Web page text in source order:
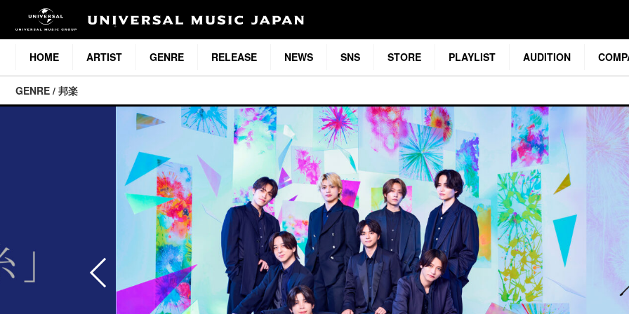
HOME ARTIST GENRE RELEASE NEWS SNS STORE PLAYLIST AUDITION
GENRE / 邦楽